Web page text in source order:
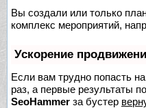
Вы создали или только
комплекс мероприятий,
Ускорение
Если вам трудно попасть
раз, а первые результаты
SeoHammer за бустер